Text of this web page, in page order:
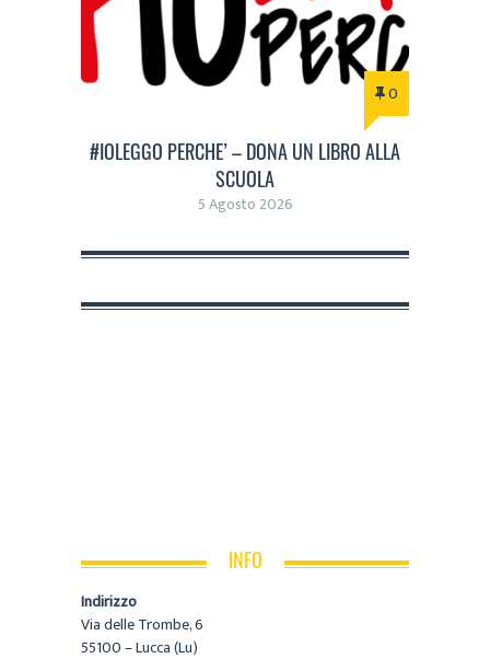
0
#IOLEGGO PERCHE’ – DONA UN LIBRO ALLA
SCUOLA
5 Agosto 2026
INFO
Indirizzo
Via delle Trombe, 6
55100 – Lucca (Lu)